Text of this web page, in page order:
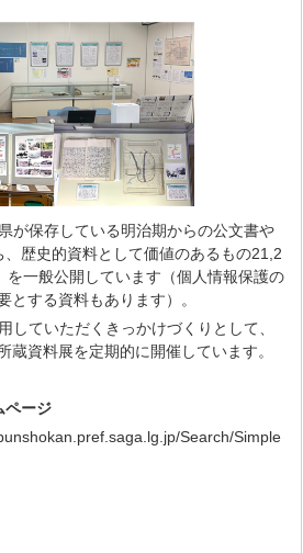
が保存している明治期からの公文書や
歴史的資料として価値のあるもの21,2
を一般公開しています（個人情報保護の
とする資料もあります）。
していただくきっかけづくりとして、
蔵資料展を定期的に開催しています。
ージ
Search/Simple